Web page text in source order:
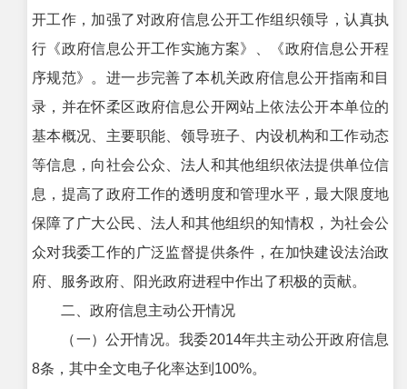
开工作，加强了对政府信息公开工作组织领导，认真执
行《政府信息公开工作实施方案》、《政府信息公开程
序规范》。进一步完善了本机关政府信息公开指南和目
录，并在怀柔区政府信息公开网站上依法公开本单位的
基本概况、主要职能、领导班子、内设机构和工作动态
等信息，向社会公众、法人和其他组织依法提供单位信
息，提高了政府工作的透明度和管理水平，最大限度地
保障了广大公民、法人和其他组织的知情权，为社会公
众对我委工作的广泛监督提供条件，在加快建设法治政
府、服务政府、阳光政府进程中作出了积极的贡献。
二、政府信息主动公开情况
（一）公开情况。我委2014年共主动公开政府信息
8条，其中全文电子化率达到100%。